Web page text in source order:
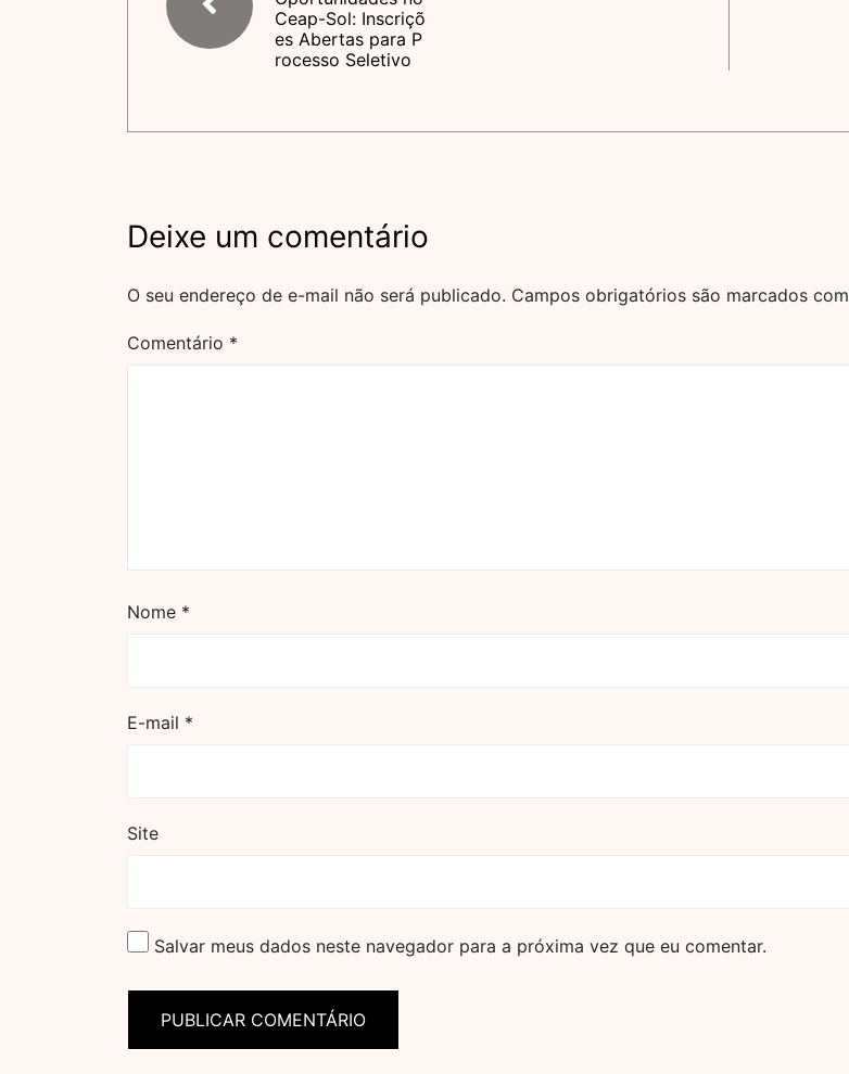
Ceap-Sol: Inscriçõ
es Abertas para P
rocesso Seletivo
Deixe um comentário
O seu endereço de e-mail não será publicado. Campos obrigatórios são marcados com
Comentário *
Nome *
E-mail *
Site
Salvar meus dados neste navegador para a próxima vez que eu comentar.